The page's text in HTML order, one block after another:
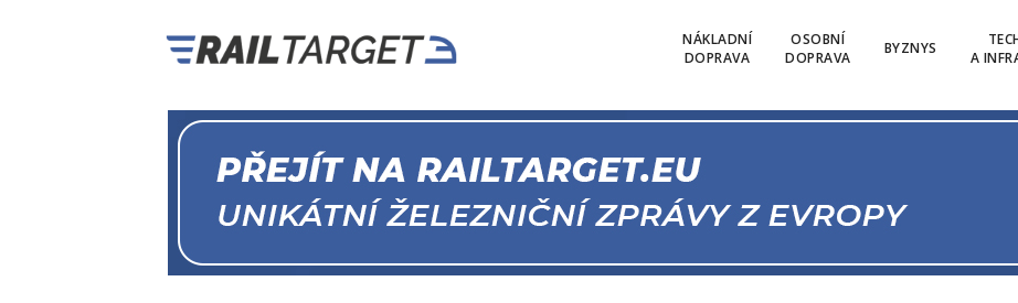
NÁKLADNÍ
DOPRAVA
OSOBNÍ
DOPRAVA
BYZNYS
A